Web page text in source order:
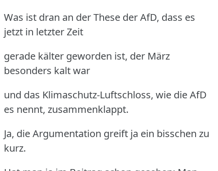
Was ist dran an der These der AfD, dass es
jetzt in letzter Zeit
gerade kälter geworden ist, der März
besonders kalt war
und das Klimaschutz-Luftschloss, wie die AfD
es nennt, zusammenklappt.
Ja, die Argumentation greift ja ein bisschen zu
kurz.